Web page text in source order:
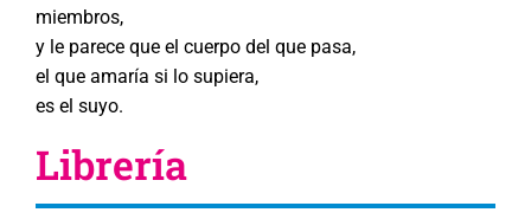
miembros,
y le parece que el cuerpo del que pasa,
el que amaría si lo supiera,
es el suyo.
Librería